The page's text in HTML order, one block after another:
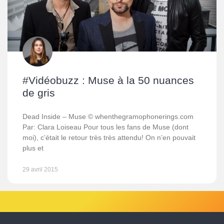
#Vidéobuzz : Muse à la 50 nuances
de gris
Dead Inside – Muse © whenthegramophonerings.com
Par: Clara Loiseau Pour tous les fans de Muse (dont
moi), c’était le retour très très attendu! On n’en pouvait
plus et
29 avril 2015